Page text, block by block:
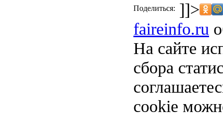
Поделиться: ]]>
faireinfo.ru
На сайте
сбора
cookie